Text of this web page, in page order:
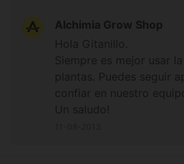
Alchimia Grow Shop